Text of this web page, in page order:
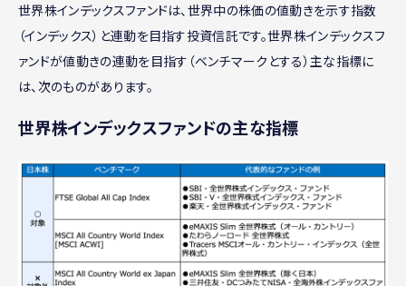
世界株インデックスファンドは、世界中の株価の値動きを示す指数
（インデックス）と連動を目指す投資信託です。世界株インデックスフ
ァンドが値動きの連動を目指す（ベンチマークとする）主な指標に
は、次のものがあります。
世界株インデックスファンドの主な指標